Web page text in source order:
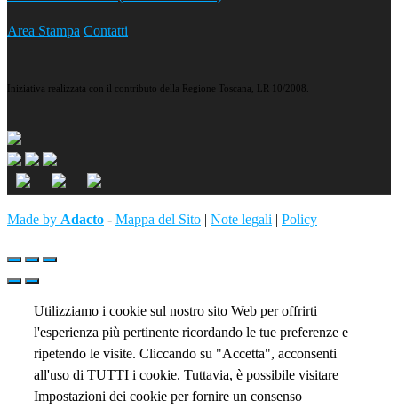
Area Stampa Contatti
Iniziativa realizzata con il contributo della Regione Toscana, LR 10/2008.
Made by Adacto - Mappa del Sito | Note legali | Policy
Utilizziamo i cookie sul nostro sito Web per offrirti
l'esperienza più pertinente ricordando le tue preferenze e
ripetendo le visite. Cliccando su "Accetta", acconsenti
all'uso di TUTTI i cookie. Tuttavia, è possibile visitare
Impostazioni dei cookie per fornire un consenso